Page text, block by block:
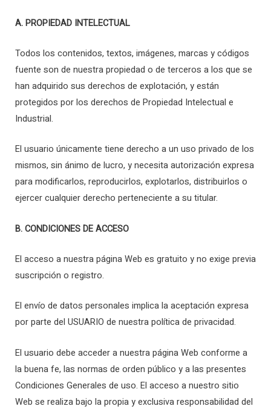
A. PROPIEDAD INTELECTUAL
Todos los contenidos, textos, imágenes, marcas y códigos
fuente son de nuestra propiedad o de terceros a los que se
han adquirido sus derechos de explotación, y están
protegidos por los derechos de Propiedad Intelectual e
Industrial.
El usuario únicamente tiene derecho a un uso privado de los
mismos, sin ánimo de lucro, y necesita autorización expresa
para modificarlos, reproducirlos, explotarlos, distribuirlos o
ejercer cualquier derecho perteneciente a su titular.
B. CONDICIONES DE ACCESO
El acceso a nuestra página Web es gratuito y no exige previa
suscripción o registro.
El envío de datos personales implica la aceptación expresa
por parte del USUARIO de nuestra política de privacidad.
El usuario debe acceder a nuestra página Web conforme a
la buena fe, las normas de orden público y a las presentes
Condiciones Generales de uso. El acceso a nuestro sitio
Web se realiza bajo la propia y exclusiva responsabilidad del